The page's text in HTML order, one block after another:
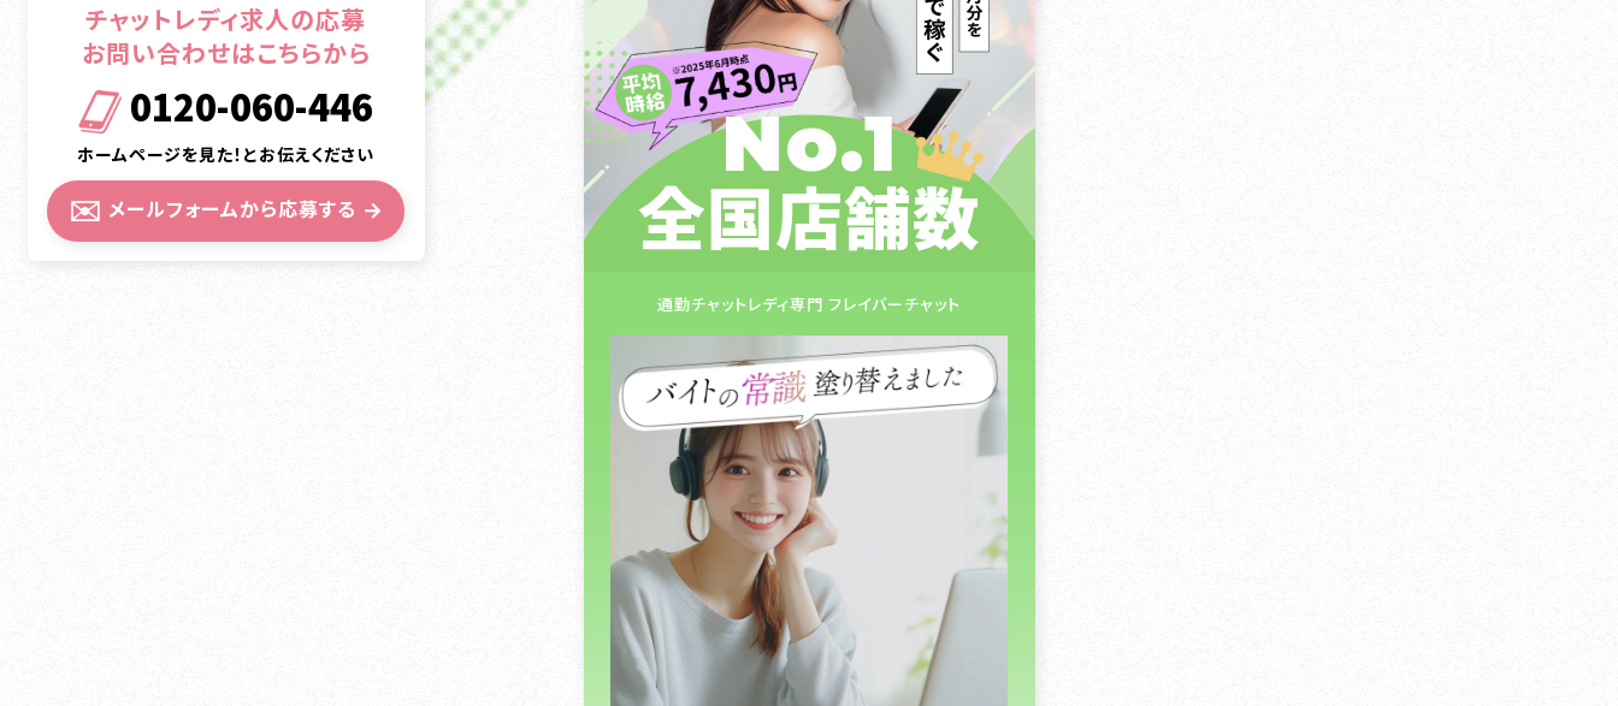
チャットレディ求人の応募
お問い合わせはこちらから
0120-060-446
ホームページを見た！とお伝えください
✉️ メールフォームから応募する →
No.1
全国店舗数
通勤チャットレディ専門 フレイバーチャット